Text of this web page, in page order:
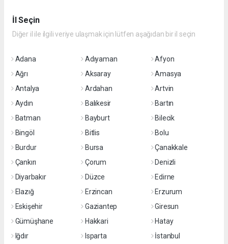
İl Seçin
Diğer il ile ilgili veriye ulaşmak için lütfen aşağıdan bir il seçin
Adana Adıyaman
Afyon
Ağrı
Aksaray
Amasya
Antalya
Ardahan
Artvin
Aydın
Balıkesir
Bartın
Batman
Bayburt
Bilecik
Bingöl
Bitlis
Bolu
Burdur
Bursa
Çanakkale
Çankırı
Çorum
Denizli
Diyarbakır
Düzce
Edirne
Elazığ
Erzincan
Erzurum
Eskişehir
Gaziantep
Giresun
Gümüşhane
Hakkari
Hatay
Iğdır
Isparta
İstanbul